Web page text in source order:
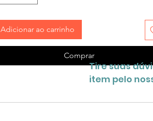
Adicionar ao carrinho
Comprar
Tire suas
item pelo